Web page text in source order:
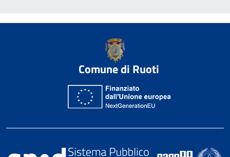
Comune di Ruoti